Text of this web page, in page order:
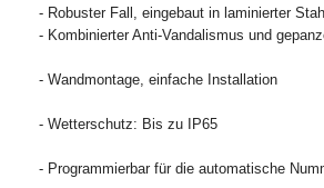
- Robuster Fall, eingebaut in laminierter Stahl
- Kombinierter Anti-Vandalismus und
- Wandmontage, einfache Installation
- Wetterschutz: Bis zu IP65
- Programmierbar für die automatische